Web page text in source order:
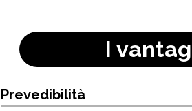
I
Prevedibilità